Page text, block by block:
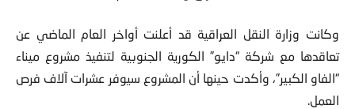
وكانت وزارة النقل العراقية قد أعلنت أواخر العام الماضي عن
تعاقدها مع شركة “دايو” الكورية الجنوبية لتنفيذ مشروع ميناء
“الفاو الكبير”، وأكدت حينها أن المشروع سيوفر عشرات آلاف فرص
العمل.